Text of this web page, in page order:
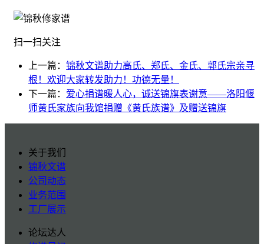
扫一扫关注
上一篇： 锦秋文谱助力高氏、郑氏、金氏、郭氏宗亲寻
根！欢迎大家转发助力！功德无量！
下一篇： 爱心捐谱暖人心，诚送锦旗表谢意——洛阳偃
师黄氏家族向我馆捐赠《黄氏族谱》及赠送锦旗
关于我们
锦秋文谱
公司动态
业务范围
工厂展示
论坛达人